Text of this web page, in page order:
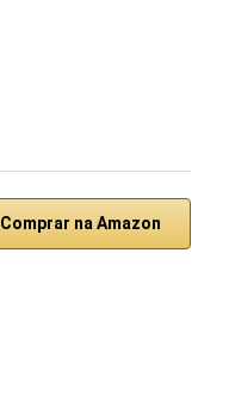
Comprar na Amazon